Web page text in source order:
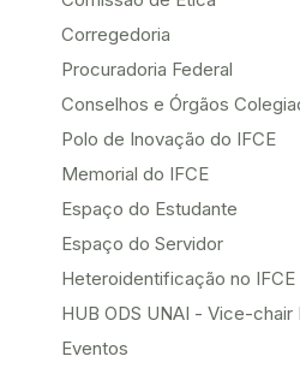
Corregedoria
Procuradoria Federal
Conselhos e Órgãos
Polo de Inovação do IFCE
Memorial do IFCE
Espaço do Estudante
Espaço do Servidor
Heteroidentificação no IFCE
HUB ODS UNAI - Vice-chair
Eventos